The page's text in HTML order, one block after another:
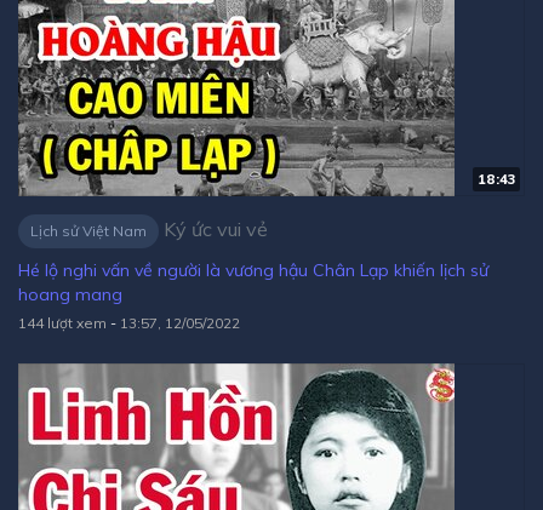
18:43
Lịch sử Việt Nam Ký ức vui vẻ
Hé lộ nghi vấn về người là vương hậu Chân Lạp khiến lịch sử
hoang mang
144 lượt xem - 13:57, 12/05/2022